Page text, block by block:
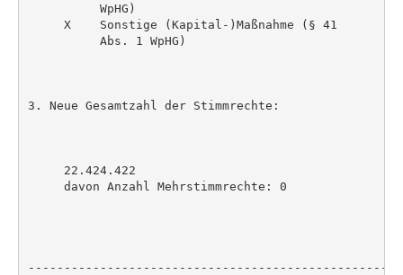
          WpHG)
X    Sonstige (Kapital-)Maßnahme (§ 41
          Abs. 1 WpHG)
3. Neue Gesamtzahl der Stimmrechte:
     22.424.422
     davon Anzahl Mehrstimmrechte: 0